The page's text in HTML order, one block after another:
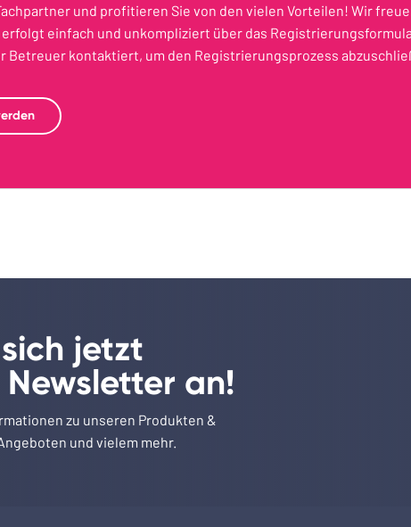
und profitieren Sie von den vielen Vorteilen! Wir
einfach und unkompliziert über das
Betreuer kontaktiert, um den Registrierungsprozess
jetzt
an!
zu unseren Produkten &
und vielem mehr.